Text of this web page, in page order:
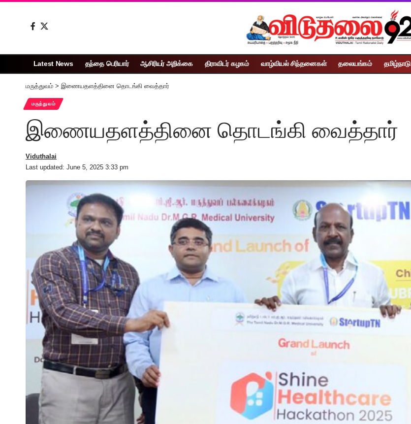
Latest News தந்தை பெரியார் ஆசிரியர் அறிக்கை திராவிடர் கழகம் வாழ்வியல் சிந்தனைகள் தலையங்கம் தமிழ்நாடு
மருத்துவம் > இணையதளத்தினை தொடங்கி வைத்தார்
மருத்துவம்
இணையதளத்தினை தொடங்கி வைத்தார்
Last updated: June 5, 2025 3:33 pm
Viduthalai